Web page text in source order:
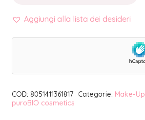
18
REFILL
|
Aggiungi alla lista dei desideri
COD: 8051411361817 Categorie: Make-Up
puroBIO cosmetics